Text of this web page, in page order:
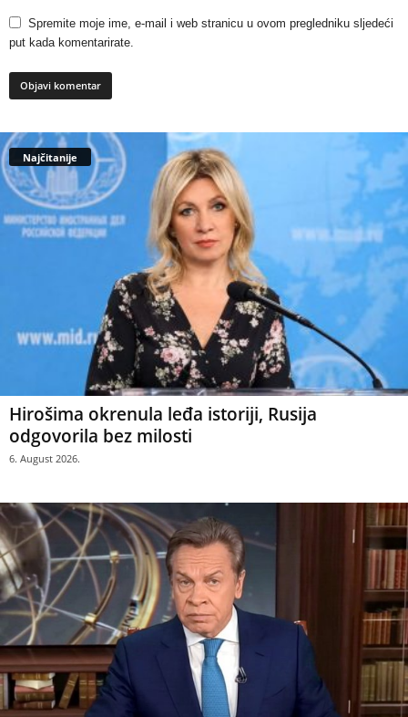
Spremite moje ime, e-mail i web stranicu u ovom pregledniku sljedeći
put kada komentarirate.
Najčitanije
Hirošima okrenula leđa istoriji, Rusija
odgovorila bez milosti
6. August 2026.